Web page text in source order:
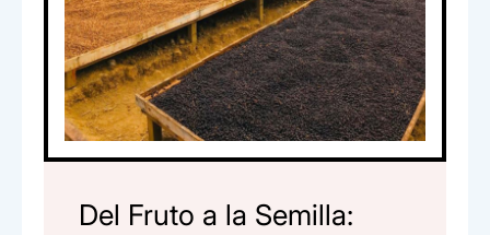
Del Fruto a la Semilla: